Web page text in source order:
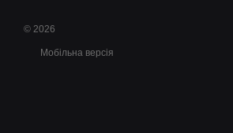
© 2026
Мобільна версія